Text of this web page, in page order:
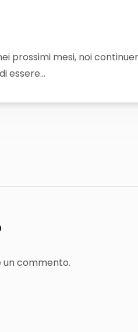
prossimi mesi, noi
essere…
un commento.